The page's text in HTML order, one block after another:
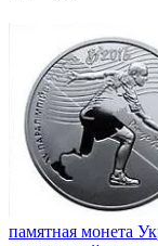
памятная монета